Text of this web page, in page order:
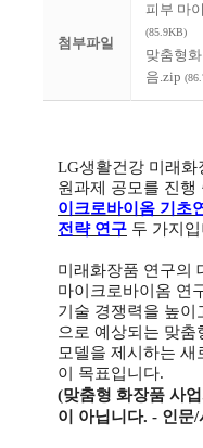
첨부파일
피부 마
(85.9KB)
맞춤형
음.zip
LG생활건강 미래화
원과제 공모를 진행
이크로바이옴 기초
전략 연구 두 가지
미래화장품 연구의
마이크로바이옴 연
기술 경쟁력을 높이
으로 예상되는 맞춤
모델을 제시하는 새
이 목표입니다.
(맞춤형 화장품 사
이 아닙니다. - 인문